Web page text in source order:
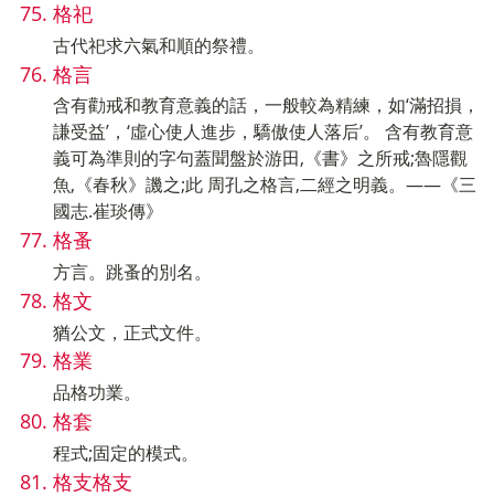
格祀
古代祀求六氣和順的祭禮。
格言
含有勸戒和教育意義的話，一般較為精練，如‘滿招損，
謙受益’，‘虛心使人進步，驕傲使人落后’。 含有教育意
義可為準則的字句蓋聞盤於游田,《書》之所戒;魯隱觀
魚,《春秋》譏之;此 周孔之格言,二經之明義。——《三
國志.崔琰傳》
格蚤
方言。跳蚤的別名。
格文
猶公文，正式文件。
格業
品格功業。
格套
程式;固定的模式。
格支格支